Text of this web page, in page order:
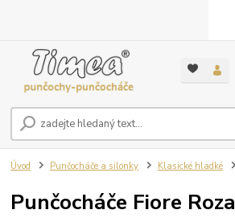
Úvod Punčocháče a silonky Klasické hladké
Punčocháče Fiore Roza